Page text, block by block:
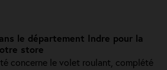
le département Indre pour la
store
concerne le volet roulant, complété